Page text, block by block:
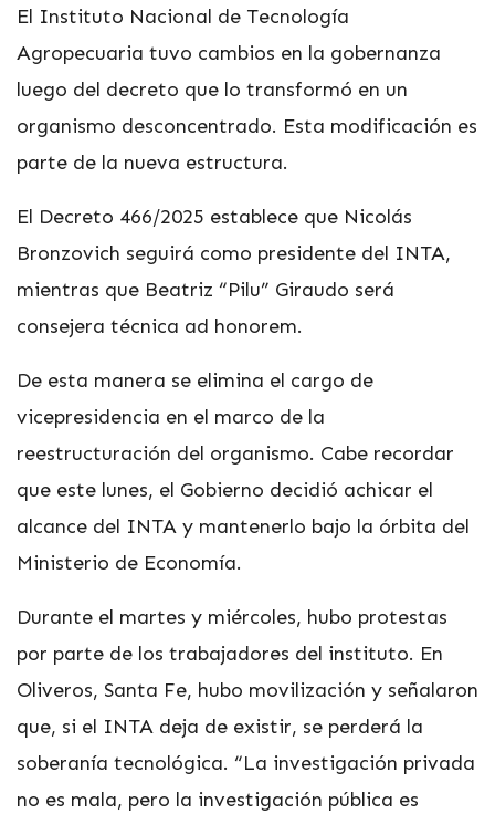
El Instituto Nacional de Tecnología
Agropecuaria tuvo cambios en la gobernanza
luego del decreto que lo transformó en un
organismo desconcentrado. Esta modificación es
parte de la nueva estructura.
El Decreto 466/2025 establece que Nicolás
Bronzovich seguirá como presidente del INTA,
mientras que Beatriz “Pilu” Giraudo será
consejera técnica ad honorem.
De esta manera se elimina el cargo de
vicepresidencia en el marco de la
reestructuración del organismo. Cabe recordar
que este lunes, el Gobierno decidió achicar el
alcance del INTA y mantenerlo bajo la órbita del
Ministerio de Economía.
Durante el martes y miércoles, hubo protestas
por parte de los trabajadores del instituto. En
Oliveros, Santa Fe, hubo movilización y señalaron
que, si el INTA deja de existir, se perderá la
soberanía tecnológica. “La investigación privada
no es mala, pero la investigación pública es